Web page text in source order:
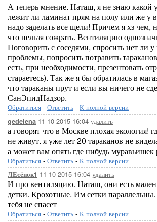
А теперь мнение. Наташ, я не знаю какой
лежит ли ламинат прям на полу или же у
надо заделать все щели! Причем я хз чем,
что нельзя сожрать. Вентиляцию
Поговорить с соседями, спросить нет ли
проблемы, попросить потравить
есть, при необходимости, презентовать
стараетесь). Так же я бы обратилась в
что тараканы прут и если вы ничего не
СанЭпидНадзор.
Обратиться - Ответить - К полной версии
gedelena 11-10-2015-16:04 удалить
а говорят что в Москве плохая экология!
не живут. я уже лет 20 тараканов не
а может вам опять где нибудь муравьишек
Обратиться - Ответить - К полной версии
ЛЕсёнок1 11-10-2015-16:04 удалить
И про вентиляцию. Наташ, они есть
детки. Крохотные. Им сетки параллельны.
тебя не спасет
Обратиться - Ответить - К полной версии